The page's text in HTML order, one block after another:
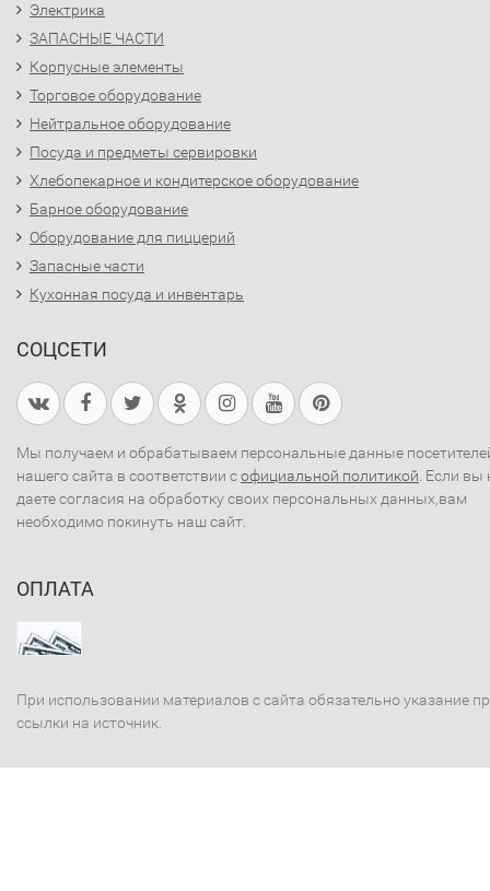
Электрика
ЗАПАСНЫЕ ЧАСТИ
Корпусные элементы
Торговое оборудование
Нейтральное оборудование
Посуда и предметы сервировки
Хлебопекарное и кондитерское оборудование
Барное оборудование
Оборудование для пиццерий
Запасные части
Кухонная посуда и инвентарь
СОЦСЕТИ
Мы получаем и обрабатываем персональные данные
нашего сайта в соответствии софициальной политикой . Если вы
даете согласия на обработку своих персональных данных,вам
необходимо покинуть наш сайт.
ОПЛАТА
При использовании материалов с сайта обязательно указание
ссылки на источник.